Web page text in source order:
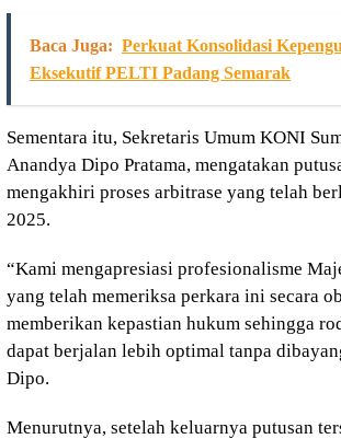
Baca Juga: Perkuat Konsolidasi
Eksekutif PELTI Padang Semarak
Sementara itu, Sekretaris Umum KONI
Anandya Dipo Pratama, mengatakan
mengakhiri proses arbitrase yang telah
2025.
“Kami mengapresiasi profesionalisme
yang telah memeriksa perkara ini secara
memberikan kepastian hukum sehingga
dapat berjalan lebih optimal tanpa
Dipo.
Menurutnya, setelah keluarnya putusan